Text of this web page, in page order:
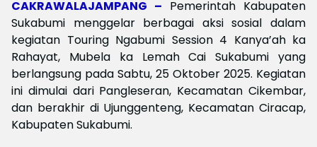
CAKRAWALAJAMPANG – Pemerintah Kabupaten
Sukabumi menggelar berbagai aksi sosial dalam
kegiatan Touring Ngabumi Session 4 Kanya’ah ka
Rahayat, Mubela ka Lemah Cai Sukabumi yang
berlangsung pada Sabtu, 25 Oktober 2025. Kegiatan
ini dimulai dari Pangleseran, Kecamatan Cikembar,
dan berakhir di Ujunggenteng, Kecamatan Ciracap,
Kabupaten Sukabumi.